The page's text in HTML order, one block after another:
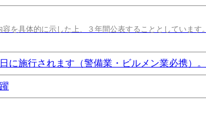
を具体的に示した上、３年間公表することとしています。
施行されます（警備業・ビルメン業必携）。